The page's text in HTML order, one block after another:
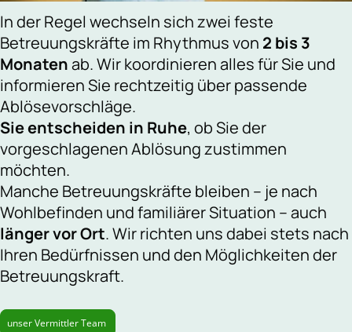
In der Regel wechseln sich zwei feste
Betreuungskräfte im Rhythmus von 2 bis 3
Monatenab. Wir koordinieren alles für Sie und
informieren Sie rechtzeitig über passende
Ablösevorschläge.
Sie entscheiden in Ruhe, ob Sie der
vorgeschlagenen Ablösung zustimmen
möchten.
Manche Betreuungskräfte bleiben – je nach
Wohlbefinden und familiärer Situation – auch
länger vor Ort. Wir richten uns dabei stets nach
Ihren Bedürfnissen und den Möglichkeiten der
Betreuungskraft.
unser Vermittler Team